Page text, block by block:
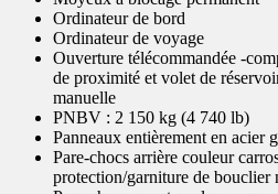
Ordinateur de bord
Ordinateur de voyage
Ouverture télécommandée -
de proximité et volet de
manuelle
PNBV : 2 150 kg (4 740 lb)
Panneaux entièrement en acier
Pare-chocs arrière couleur
protection/garniture de bouclier